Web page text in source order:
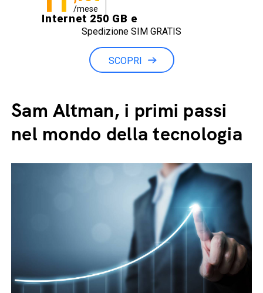
/mese
Internet 250 GB e
Minuti illimitati
Spedizione SIM GRATIS
SCOPRI
Sam Altman, i primi passi
nel mondo della tecnologia